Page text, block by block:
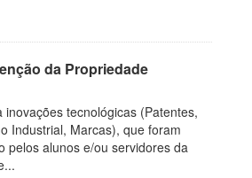
da Propriedade
inovações tecnológicas (Patentes,
Industrial, Marcas), que foram
pelos alunos e/ou servidores da